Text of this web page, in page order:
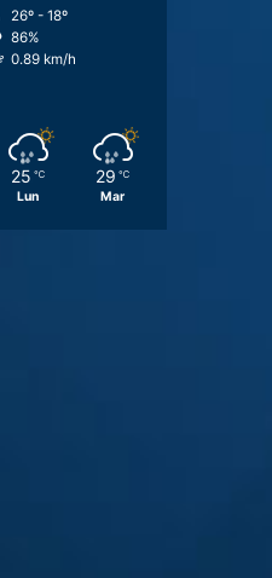
26º - 18º
86%
0.89 km/h
25 ℃
Lun
29 ℃
Mar